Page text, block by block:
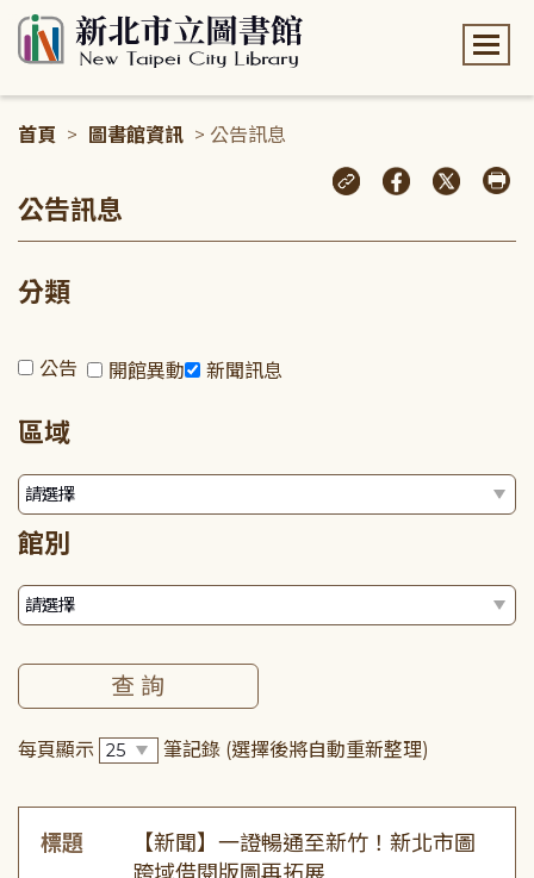
首頁 > 圖書館資訊 > 公告訊息
公告訊息
分類
公告 開館異動 新聞訊息
區域
館別
每頁顯示 筆記錄 (選擇後將自動重新整理)
標題
【新聞】一證暢通至新竹！新北市圖